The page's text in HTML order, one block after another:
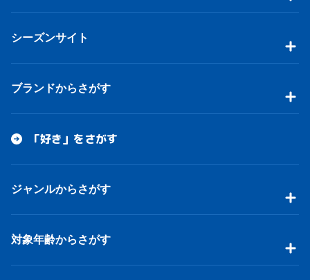
シーズンサイト
ブランドからさがす
「好き」をさがす
ジャンルからさがす
対象年齢からさがす